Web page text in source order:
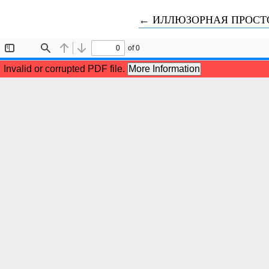
← Вернуться к
ИЛЛЮЗОРНАЯ